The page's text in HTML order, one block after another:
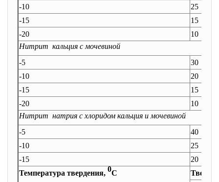
-10
25
-15
15
-20
10
Нитрит кальция с мочевиной
-5
30
-10
20
-15
15
-20
10
Нитрит натрия с хлоридом кальция и мочевиной
-5
40
-10
25
-15
20
Температура твердения,0С